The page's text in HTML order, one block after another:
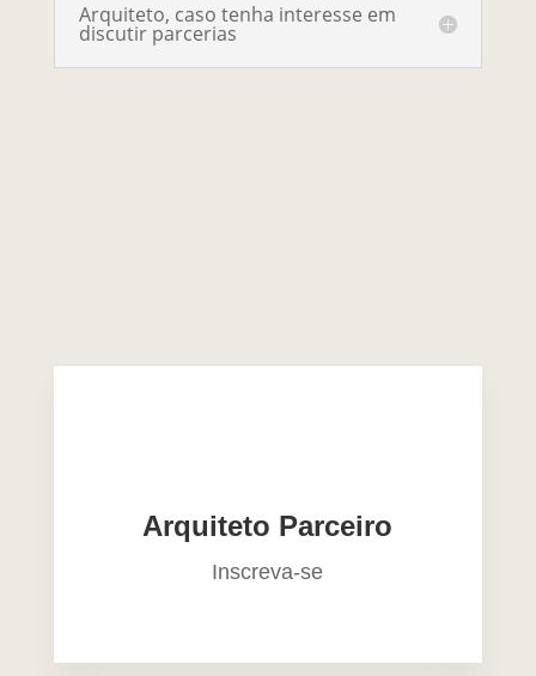
Arquiteto, caso tenha interesse em
discutir parcerias
Arquiteto Parceiro
Inscreva-se